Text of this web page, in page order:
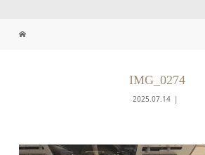
IMG_0274
2025.07.14